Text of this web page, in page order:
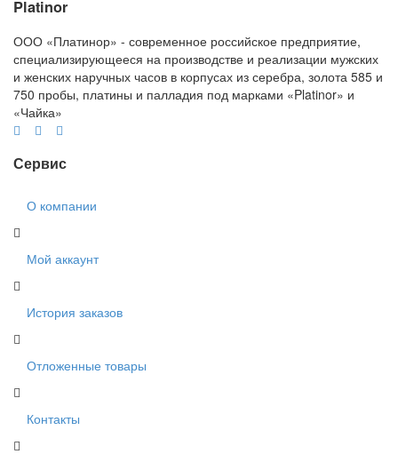
Platinor
ООО «Платинор» - современное российское предприятие,
специализирующееся на производстве и реализации мужских
и женских наручных часов в корпусах из серебра, золота 585 и
750 пробы, платины и палладия под марками «Platinor» и
«Чайка»
Сервис
О компании
Мой аккаунт
История заказов
Отложенные товары
Контакты